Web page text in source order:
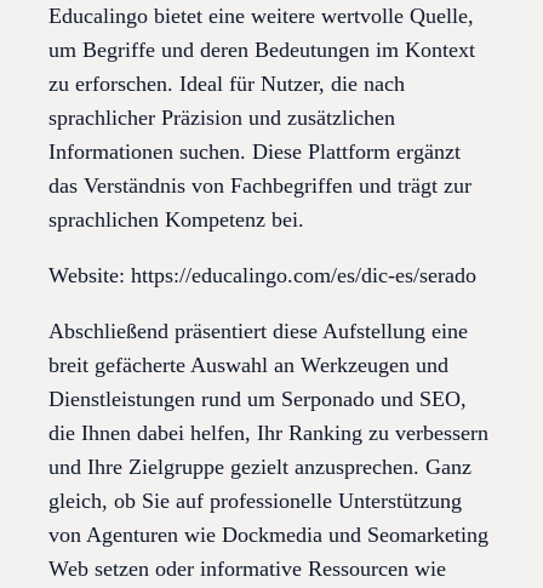
Educalingo bietet eine weitere wertvolle Quelle,
um Begriffe und deren Bedeutungen im Kontext
zu erforschen. Ideal für Nutzer, die nach
sprachlicher Präzision und zusätzlichen
Informationen suchen. Diese Plattform ergänzt
das Verständnis von Fachbegriffen und trägt zur
sprachlichen Kompetenz bei.
Website: https://educalingo.com/es/dic-es/serado
Abschließend präsentiert diese Aufstellung eine
breit gefächerte Auswahl an Werkzeugen und
Dienstleistungen rund um Serponado und SEO,
die Ihnen dabei helfen, Ihr Ranking zu verbessern
und Ihre Zielgruppe gezielt anzusprechen. Ganz
gleich, ob Sie auf professionelle Unterstützung
von Agenturen wie Dockmedia und Seomarketing
Web setzen oder informative Ressourcen wie